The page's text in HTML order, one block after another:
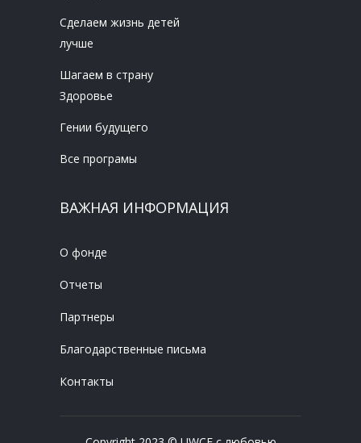
Сделаем жизнь детей
лучше
Шагаем в страну
Здоровье
Гении будущего
Все програмы
ВАЖНАЯ ИНФОРМАЦИЯ
О фонде
Отчеты
Партнеры
Благодарственные письма
Контакты